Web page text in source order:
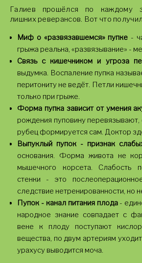
Галиев прошёлся по каждому
лишних реверансов. Вот что
Миф о «развязавшемся» пупке -
грыжа реальна, «развязывание» -
Связь с кишечником и угроза
выдумка. Воспаление пупка
перитониту не ведёт. Петли
только при грыже.
Форма пупка зависит от умения
рождения пуповину перевязывают,
рубец формируется сам. Доктор
Выпуклый пупок - признак
основания. Форма живота не
мышечного корсета. Слабость
стенки - это
следствие нетренированности, но
Пупок - канал питания плода-
народное знание совпадает с
вене к плоду поступают
вещества, по двум артериям
урахусу выводится моча.